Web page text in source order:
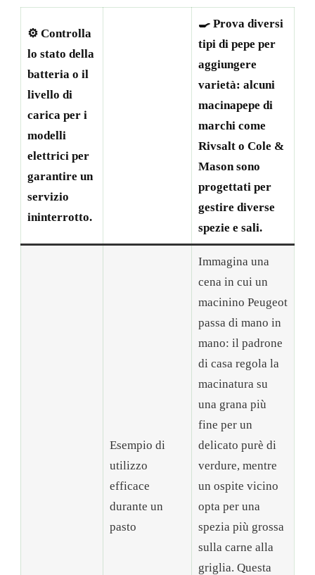
⚙️ Controlla
lo stato della
batteria o il
livello di
carica per i
modelli
elettrici per
garantire un
servizio
ininterrotto.
🍳 Prova diversi
tipi di pepe per
aggiungere
varietà: alcuni
macinapepe di
marchi come
Rivsalt o Cole &
Mason sono
progettati per
gestire diverse
spezie e sali.
Esempio di
utilizzo
efficace
durante un
pasto
Immagina una
cena in cui un
macinino Peugeot
passa di mano in
mano: il padrone
di casa regola la
macinatura su
una grana più
fine per un
delicato purè di
verdure, mentre
un ospite vicino
opta per una
spezia più grossa
sulla carne alla
griglia. Questa